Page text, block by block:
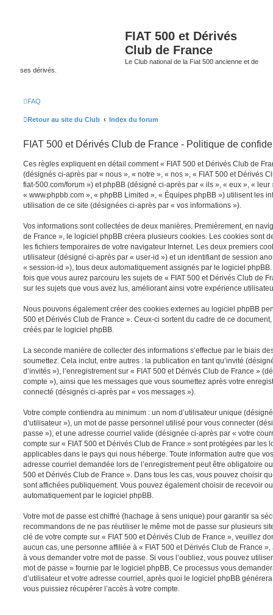
FIAT 500 et Dérivés
Club de France
Le Club national de la Fiat 500 ancienne et de
ses dérivés.
FAQ
Retour au site du Club Index du forum
FIAT 500 et Dérivés Club de France - Politique de
Ces règles expliquent en détail comment « FIAT 500 et Dérivés Club de
(désignés ci-après par « nous », « notre », « nos », « FIAT 500 et Dérivés
fiat-500.com/forum ») et phpBB (désigné ci-après par « ils », « eux », «
« www.phpbb.com », « phpBB Limited », « Équipes phpBB ») utilisent les
utilisation de ce site (désignées ci-après par « vos informations »).
Vos informations sont collectées de deux manières. Premièrement, en
de France », le logiciel phpBB créera plusieurs cookies. Les cookies sont
les fichiers temporaires de votre navigateur Internet. Les deux premiers
utilisateur (désigné ci-après par « user-id ») et un identifiant de session
« session-id »), tous deux automatiquement assignés par le logiciel
fois que vous aurez parcouru les sujets de « FIAT 500 et Dérivés Club de
sur les sujets que vous avez lus, améliorant ainsi votre expérience
Nous pouvons également créer des cookies externes au logiciel phpBB
500 et Dérivés Club de France ». Ceux-ci sortent du cadre de ce
créés par le logiciel phpBB.
La seconde manière de collecter des informations s’effectue par le biais
soumettez. Cela inclut, entre autres : la publication en tant qu’invité
d’invités »), l’enregistrement sur « FIAT 500 et Dérivés Club de France »
compte »), ainsi que les messages que vous soumettez après votre
connecté (désignés ci-après par « vos messages »).
Votre compte contiendra au minimum : un nom d’utilisateur unique
d’utilisateur »), un mot de passe personnel utilisé pour vous connecter
passe »), et une adresse courriel valide (désignée ci-après par « votre
compte sur « FIAT 500 et Dérivés Club de France » sont protégées par les
applicables dans le pays qui nous héberge. Toute information autre que
adresse courriel demandée lors de l’enregistrement peut être obligatoire
500 et Dérivés Club de France ». Dans tous les cas, vous pouvez choisir
sont affichées publiquement. Vous pouvez également choisir de recevoir
automatiquement par le logiciel phpBB.
Votre mot de passe est chiffré (hachage à sens unique) pour garantir sa
recommandons de ne pas réutiliser le même mot de passe sur plusieurs
clé de votre compte sur « FIAT 500 et Dérivés Club de France », veuillez
aucun cas, une personne affiliée à « FIAT 500 et Dérivés Club de France
à vous demander votre mot de passe. Si vous l’oubliez, vous pouvez
mot de passe » fournie par le logiciel phpBB. Ce processus vous
d’utilisateur et votre adresse courriel, après quoi le logiciel phpBB
vous puissiez récupérer l’accès à votre compte.